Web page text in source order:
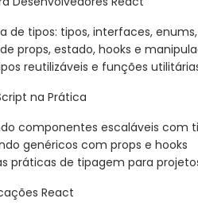
de tipos: tipos, interfaces,
props, estado, hooks e
reutilizáveis e funções
na Prática
componentes escaláveis com
genéricos com props e hooks
práticas de tipagem para
React